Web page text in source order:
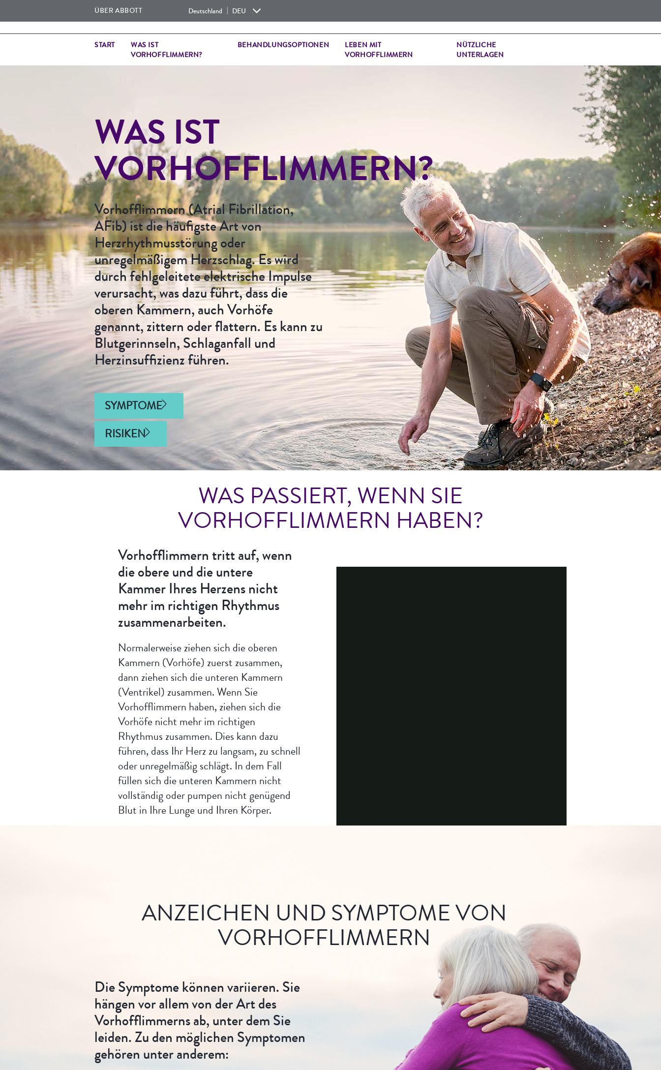
ÜBER ABBOTT Deutschland DEU
START
WAS IST
VORHOFFLIMMERN?
BEHANDLUNGSOPTIONEN
LEBEN MIT
VORHOFFLIMMERN
NÜTZLICHE
UNTERLAGEN
WAS IST
VORHOFFLIMMERN?
Vorhofflimmern (Atrial Fibrillation,
AFib) ist die häufigste Art von
Herzrhythmusstörung oder
unregelmäßigem Herzschlag. Es wird
durch fehlgeleitete elektrische Impulse
verursacht, was dazu führt, dass die
oberen Kammern, auch Vorhöfe
genannt, zittern oder flattern. Es kann zu
Blutgerinnseln, Schlaganfall und
Herzinsuffizienz führen.
SYMPTOME
RISIKEN
WAS PASSIERT, WENN SIE
VORHOFFLIMMERN HABEN?
Vorhofflimmern tritt auf, wenn
die obere und die untere
Kammer Ihres Herzens nicht
mehr im richtigen Rhythmus
zusammenarbeiten.
Normalerweise ziehen sich die oberen
Kammern (Vorhöfe) zuerst zusammen,
dann ziehen sich die unteren Kammern
(Ventrikel) zusammen. Wenn Sie
Vorhofflimmern haben, ziehen sich die
Vorhöfe nicht mehr im richtigen
Rhythmus zusammen. Dies kann dazu
führen, dass Ihr Herz zu langsam, zu schnell
oder unregelmäßig schlägt. In dem Fall
füllen sich die unteren Kammern nicht
vollständig oder pumpen nicht genügend
Blut in Ihre Lunge und Ihren Körper.
ANZEICHEN UND SYMPTOME VON
VORHOFFLIMMERN
Die Symptome können variieren. Sie
hängen vor allem von der Art des
Vorhofflimmerns ab, unter dem Sie
leiden. Zu den möglichen Symptomen
gehören unter anderem: